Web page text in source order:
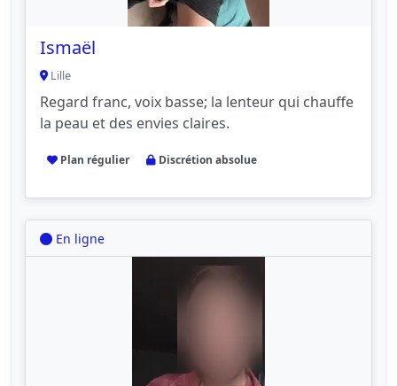
Ismaël
Lille
Regard franc, voix basse; la lenteur qui chauffe
la peau et des envies claires.
Plan régulier Discrétion absolue
En ligne